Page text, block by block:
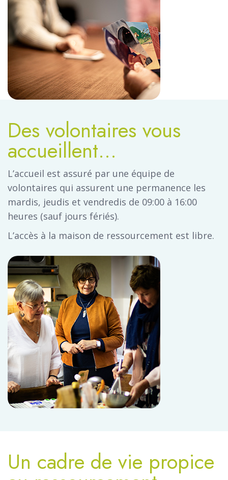
Des volontaires vous
accueillent...
L’accueil est assuré par une équipe de
volontaires qui assurent une permanence les
mardis, jeudis et vendredis de 09:00 à 16:00
heures (sauf jours fériés).
L’accès à la maison de ressourcement est libre.
Un cadre de vie propice